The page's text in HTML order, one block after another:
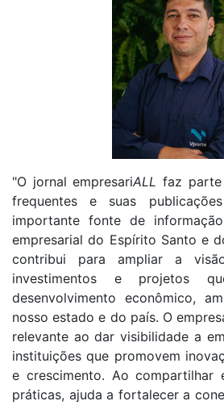
"O jornal empresariALL faz parte
frequentes e suas
importante fonte de
empresarial do Espírito Santo e
contribui para ampliar a
investimentos e projetos
desenvolvimento econômico,
nosso estado e do país. O
relevante ao dar visibilidade a
instituições que promovem
e crescimento. Ao compartilhar
práticas, ajuda a fortalecer a